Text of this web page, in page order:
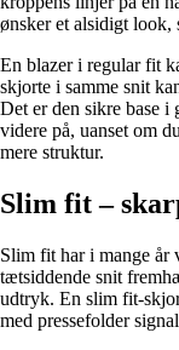
ønsker et alsidigt look,
En blazer i regular fit
skjorte i samme snit
Det er den sikre base i
videre på, uanset om
mere struktur.
Slim fit –
Slim fit har i mange år
tætsiddende snit
udtryk. En slim fit-
med pressefolder